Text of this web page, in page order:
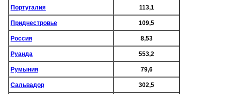
Португалия 113,1
Приднестровье 109,5
Россия 8,53
Руанда 553,2
Румыния 79,6
Сальвадор 302,5